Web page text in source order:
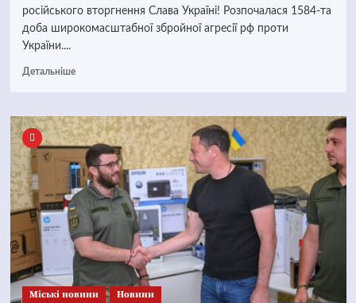
російського вторгнення Слава Україні! Розпочалася 1584-та
доба широкомасштабної збройної агресії рф проти
України....
Детальніше
Mіські новини Новини